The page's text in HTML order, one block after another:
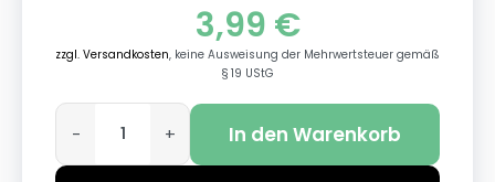
3,99 €
zzgl. Versandkosten, keine Ausweisung der Mehrwertsteuer gemäß
§ 19 UStG
- + In den Warenkorb